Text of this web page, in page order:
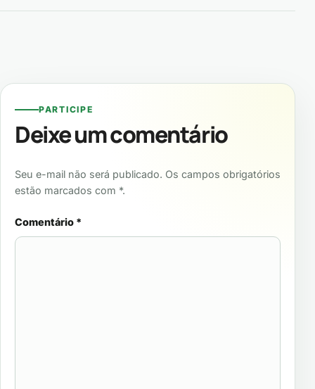
PARTICIPE
Deixe um comentário
Seu e-mail não será publicado. Os campos obrigatórios
estão marcados com *.
Comentário *